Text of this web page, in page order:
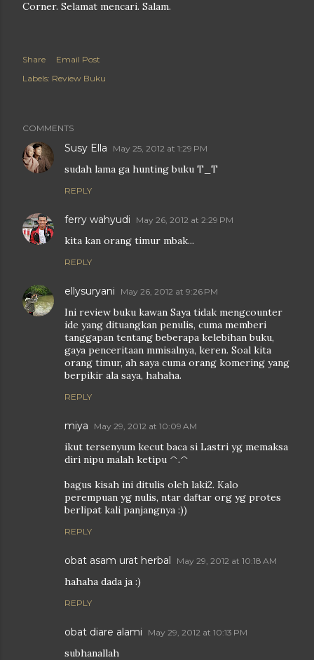
Corner. Selamat mencari. Salam.
Share
Email Post
Labels: Review Buku
COMMENTS
Susy Ella May 25, 2012 at 1:29 PM
sudah lama ga hunting buku T_T
REPLY
ferry wahyudi May 26, 2012 at 2:29 PM
kita kan orang timur mbak...
REPLY
ellysuryani May 26, 2012 at 9:26 PM
Ini review buku kawan Saya tidak mengcounter
ide yang dituangkan penulis, cuma memberi
tanggapan tentang beberapa kelebihan buku,
gaya penceritaan mmisalnya, keren. Soal kita
orang timur, ah saya cuma orang komering yang
berpikir ala saya, hahaha.
REPLY
miya May 29, 2012 at 10:09 AM
ikut tersenyum kecut baca si Lastri yg memaksa
diri nipu malah ketipu ^.^
bagus kisah ini ditulis oleh laki2. Kalo
perempuan yg nulis, ntar daftar org yg protes
berlipat kali panjangnya :))
REPLY
obat asam urat herbal May 29, 2012 at 10:18 AM
hahaha dada ja :)
REPLY
obat diare alami May 29, 2012 at 10:13 PM
subhanallah